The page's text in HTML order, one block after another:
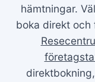
hämtningar.
boka direkt och